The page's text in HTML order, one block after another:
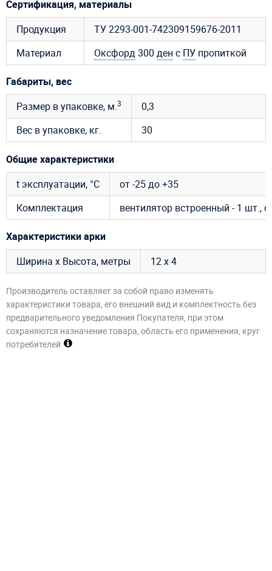
Сертификация, материалы
Продукция
ТУ 2293-001-742309159676-2011
Материал
Оксфорд300 ден с ПУ пропиткой
Габариты, вес
Размер в упаковке, м.3
0,3
Вес в упаковке, кг.
30
Общие характеристики
t эксплуатации, °C
от -25 до +35
Комплектация
вентилятор встроенный - 1 шт.,
Характеристики арки
Ширина х Высота, метры
12 х 4
Производитель оставляет за собой право изменять
характеристики товара, его внешний вид и комплектность без
предварительного уведомления Покупателя, при этом
сохраняются назначение товара, область его применения, круг
потребителей